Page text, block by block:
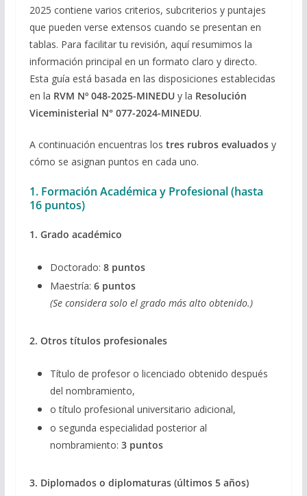
2025 contiene varios criterios, subcriterios y puntajes
que pueden verse extensos cuando se presentan en
tablas. Para facilitar tu revisión, aquí resumimos la
información principal en un formato claro y directo.
Esta guía está basada en las disposiciones establecidas
en la RVM Nº 048-2025-MINEDUy la Resolución
Viceministerial N° 077-2024-MINEDU.
A continuación encuentras los tres rubros evaluadosy
cómo se asignan puntos en cada uno.
1. Formación Académica y Profesional (hasta
16 puntos)
1. Grado académico
Doctorado: 8 puntos
Maestría: 6 puntos
(Se considera solo el grado más alto obtenido.)
2. Otros títulos profesionales
Título de profesor o licenciado obtenido después
del nombramiento,
o título profesional universitario adicional,
o segunda especialidad posterior al
nombramiento: 3 puntos
3. Diplomados o diplomaturas (últimos 5 años)